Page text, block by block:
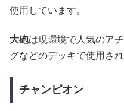
使用しています。
大砲は現環境で人気のア
グなどのデッキで使用され
チャンピオン